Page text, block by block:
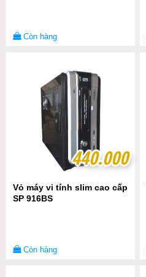
Còn hàng
440.000
440.000
Vỏ máy vi tính slim cao cấp
SP 916BS
Còn hàng